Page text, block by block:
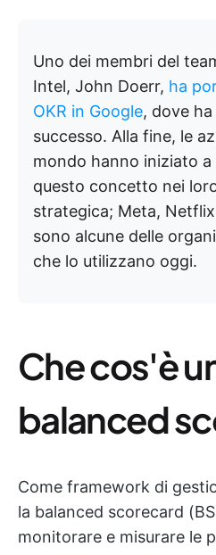
Uno dei membri del
Intel, John Doerr, ha
OKR in Google, dove
successo. Alla fine, le
mondo hanno iniziato
questo concetto nei
strategica; Meta,
sono alcune delle
che lo utilizzano oggi.
Che cos'è
balanced
Come framework di
la balanced scorecard
monitorare e misurare le